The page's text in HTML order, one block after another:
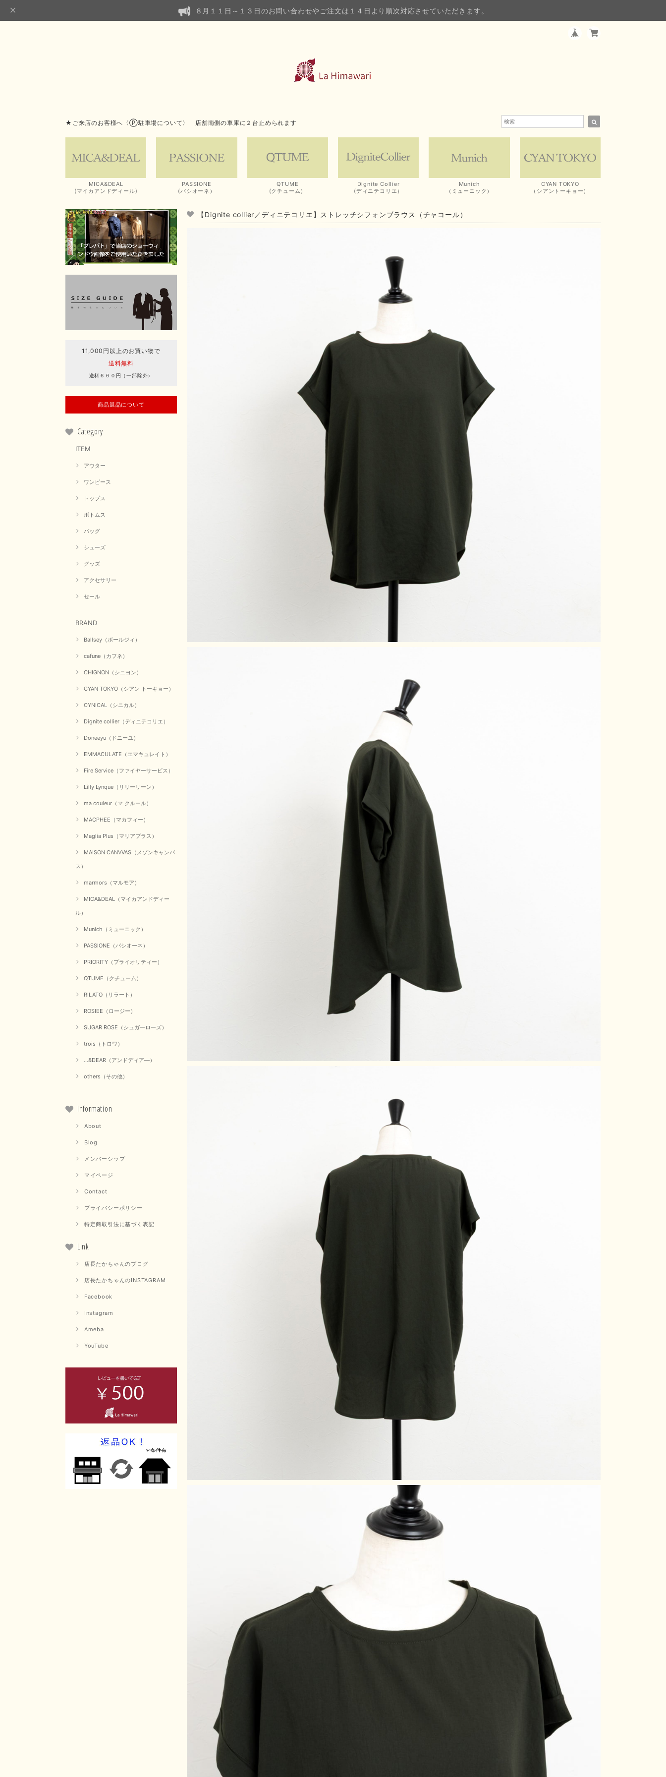
８月１１日～１３日のお問い合わせやご注文は１４日より順次対応させていただきます。
★ご来店のお客様へ〈Ⓟ駐車場について〉 店舗南側の車庫に２台止められます
MICA&DEAL
(マイカアンドディール)
PASSIONE
(パシオーネ）
QTUME
(クチューム）
Dignite Collier
(ディニテコリエ）
Munich
（ミューニック）
CYAN TOKYO
（シアントーキョー）
11,000円以上のお買い物で
送料無料
送料６６０円（一部除外）
商品返品について
Category
ITEM
アウター
ワンピース
トップス
ボトムス
バッグ
シューズ
グッズ
アクセサリー
セール
BRAND
Ballsey（ボールジィ）
cafune（カフネ）
CHIGNON（シニヨン）
CYAN TOKYO（シアン トーキョー）
CYNICAL（シニカル）
Dignite collier（ディニテコリエ）
Doneeyu（ドニーユ）
EMMACULATE（エマキュレイト）
Fire Service（ファイヤーサービス）
Lilly Lynque（リリーリーン）
ma couleur（マ クルール）
MACPHEE（マカフィー）
Maglia Plus（マリアプラス）
MAISON CANVVAS（メゾンキャンバ
ス）
marmors（マルモア）
MICA&DEAL（マイカアンドディー
ル）
Munich（ミューニック）
PASSIONE（パシオーネ）
PRIORITY（プライオリティー）
QTUME（クチューム）
RILATO（リラート）
ROSIEE（ロージー）
SUGAR ROSE（シュガーローズ）
trois（トロワ）
...&DEAR（アンドディア―）
others（その他）
Information
About
Blog
メンバーシップ
マイページ
Contact
プライバシーポリシー
特定商取引法に基づく表記
Link
店長たかちゃんのブログ
店長たかちゃんのINSTAGRAM
Facebook
Instagram
Ameba
YouTube
【Dignite collier／ディニテコリエ】ストレッチシフォンブラウス（チャコール）